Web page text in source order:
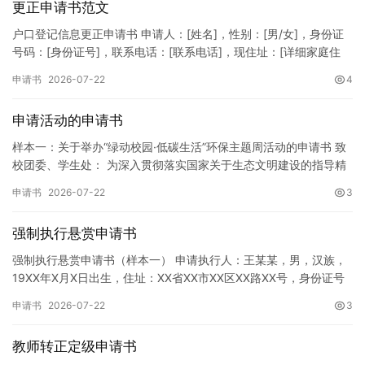
更正申请书范文
户口登记信息更正申请书 申请人：[姓名]，性别：[男/女]，身份证
号码：[身份证号]，联系电话：[联系电话]，现住址：[详细家庭住
申请书 2026-07-22 4
申请活动的申请书
样本一：关于举办“绿动校园·低碳生活”环保主题周活动的申请书 致
校团委、学生处： 为深入贯彻落实国家关于生态文明建设的指导精
申请书 2026-07-22 3
强制执行悬赏申请书
强制执行悬赏申请书（样本一） 申请执行人：王某某，男，汉族，
19XX年X月X日出生，住址：XX省XX市XX区XX路XX号，身份证号
申请书 2026-07-22 3
教师转正定级申请书